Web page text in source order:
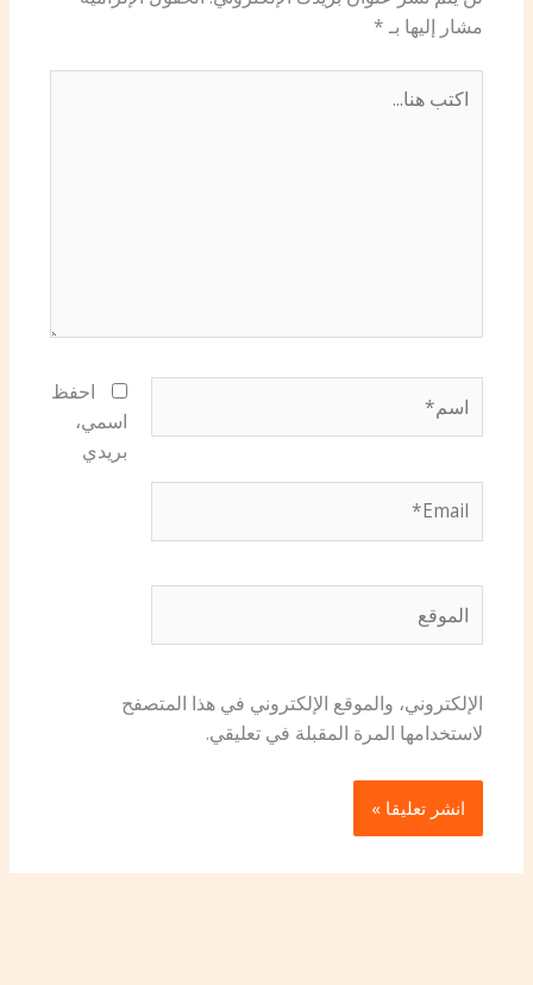
مشار إليها بـ *
هنا...
احفظ
اسمي،
بريدي
الإلكتروني، والموقع الإلكتروني في هذا المتصفح
لاستخدامها المرة المقبلة في تعليقي.